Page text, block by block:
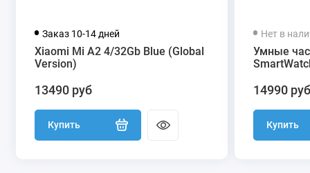
Заказ 10-14 дней
Xiaomi Mi A2 4/32Gb Blue (Global
Version)
13490 руб
Купить
Нет в
Умные
14990 руб
Купить